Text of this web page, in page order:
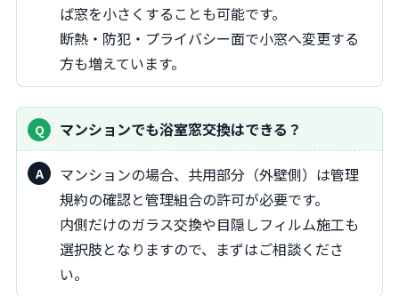
ば窓を小さくすることも可能です。
断熱・防犯・プライバシー面で小窓へ変更する
方も増えています。
マンションでも浴室窓交換はできる？
マンションの場合、共用部分（外壁側）は管理
規約の確認と管理組合の許可が必要です。
内側だけのガラス交換や目隠しフィルム施工も
選択肢となりますので、まずはご相談くださ
い。